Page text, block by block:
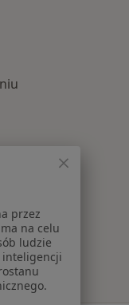
leczone
przez
na celu
ludzie
inteligencji